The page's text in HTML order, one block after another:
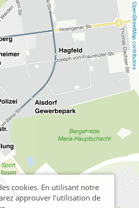
OpenStreetMap contributors
cookies. En utilisant notre
approuver l'utilisation de